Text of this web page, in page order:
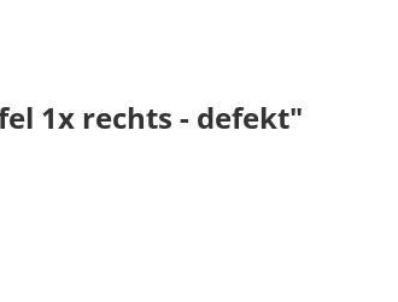
1x rechts - defekt"